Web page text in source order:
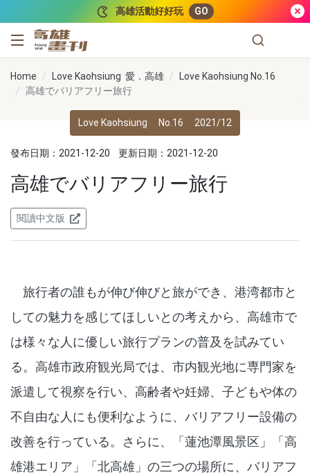
高雄活動好好玩 GO
高雄畫刊
Home Love Kaohsiung 愛．高雄
Love Kaohsiung No.16
高雄でバリアフリー旅行
Love Kaohsiung No.16 2021/12
發布日期：2021-12-20 更新日期：2021-12-20
高雄でバリアフリー旅行
閱讀中文版
旅行者の誰もが伸び伸びと旅ができ、港湾都市と
しての魅力を感じてほしいとの考えから、高雄市で
は様々な人に優しい旅行プランの普及を試みてい
る。高雄市政府観光局では、市内観光地に専門家を
派遣して視察を行い、高齢者や妊婦、子どもや体の
不自由な人にも便利なように、バリアフリー設備の
改善を行っている。さらに、「蓮池潭風景区」「高
雄港エリア」「北高雄」の三つの場所に、バリアフ